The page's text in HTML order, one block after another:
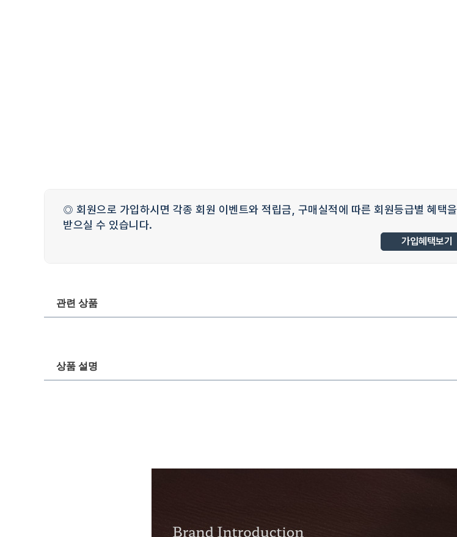
◎ 회원으로 가입하시면 각종 회원 이벤트와 적립금, 구매실적에 따른 회원등급별 혜택을
받으실 수 있습니다.
가입혜택보기
관련 상품
상품 설명